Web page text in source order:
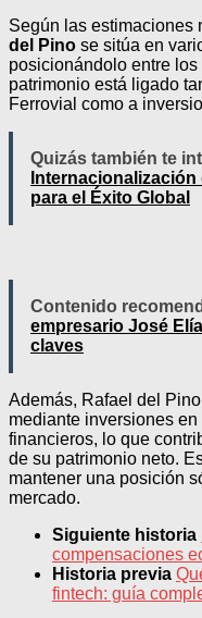
Según las estimaciones
del Pino se sitúa en
posicionándolo entre
patrimonio está ligado
Ferrovial como a
Quizás también te
para el Éxito Global
Contenido
empresario José
claves
Además, Rafael del
mediante inversiones
financieros, lo que
de su patrimonio neto.
mantener una posición
mercado.
Siguiente historia
compensaciones
Historia previa
fintech: guía